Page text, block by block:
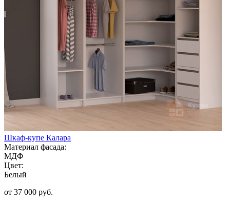
Шкаф-купе Калара
Материал фасада:
МДФ
Цвет:
Белый
от 37 000 руб.